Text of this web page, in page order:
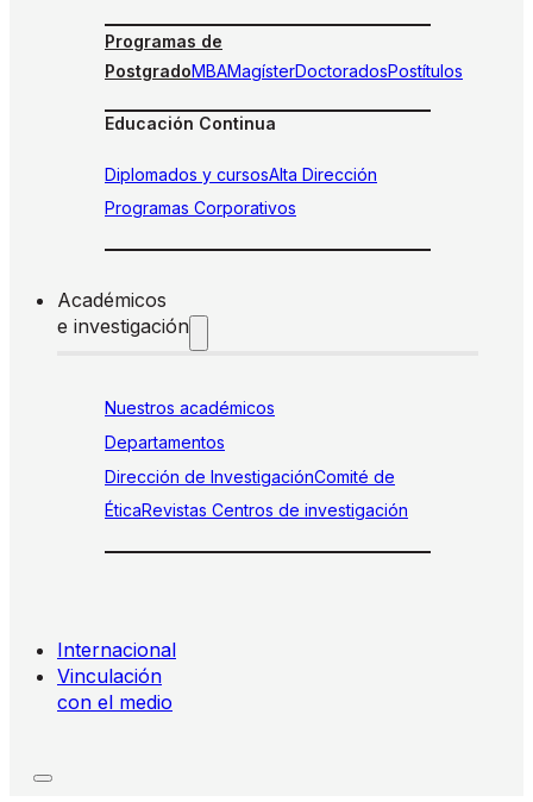
Programas de
PostgradoMBAMagísterDoctoradosPostítulos
Educación Continua
Diplomados y cursosAlta Dirección
Programas Corporativos
Académicos
e investigación
Nuestros académicos
Departamentos
Dirección de InvestigaciónComité de
ÉticaRevistas Centros de investigación
Internacional
Vinculación
con el medio